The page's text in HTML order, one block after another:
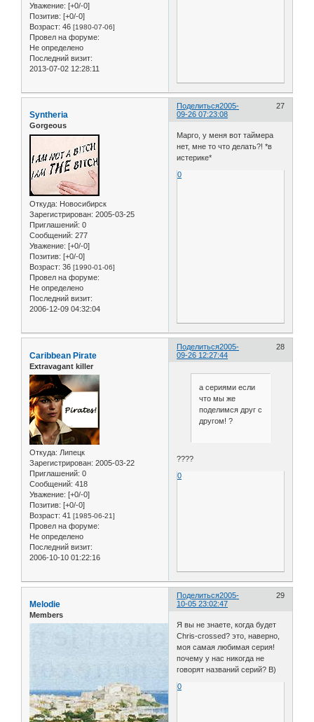
Уважение: [+0/-0]
Позитив: [+0/-0]
Возраст: 46 [1980-07-06]
Провел на форуме:
Не определено
Последний визит:
2013-07-02 12:28:11
Поделиться 27
2005-
09-26 07:23:08
Syntheria
Gorgeous
Откуда: Новосибирск
Зарегистрирован: 2005-03-25
Приглашений: 0
Сообщений: 277
Уважение: [+0/-0]
Позитив: [+0/-0]
Возраст: 36 [1990-01-06]
Провел на форуме:
Не определено
Последний визит:
2006-12-09 04:32:04
Марго, у меня вот таймера
нет, мне то что делать?! *в
истерике*
0
Поделиться 28
2005-
09-26 12:27:44
Caribbean Pirate
Extravagant killer
Откуда: Липецк
Зарегистрирован: 2005-03-22
Приглашений: 0
Сообщений: 418
Уважение: [+0/-0]
Позитив: [+0/-0]
Возраст: 41 [1985-06-21]
Провел на форуме:
Не определено
Последний визит:
2006-10-10 01:22:16
а сериями если
что мы же
поделимся друг с
другом! ?
????
0
Поделиться 29
2005-
10-05 23:02:47
Melodie
Members
Я вы не знаете, когда будет
Chris-crossed? это, наверно,
моя самая любимая серия!
почему у нас никогда не
говорят названий серий? B)
0